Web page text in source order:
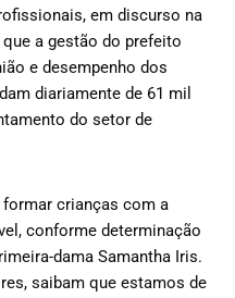
em discurso na
a gestão do prefeito
e desempenho dos
diariamente de 61 mil
do setor de
crianças com a
conforme determinação
dama Samantha Iris.
saibam que estamos de